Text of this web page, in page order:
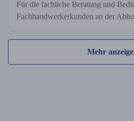
Für die fachliche Beratung und
Fachhandwerkerkunden an der
Mehr